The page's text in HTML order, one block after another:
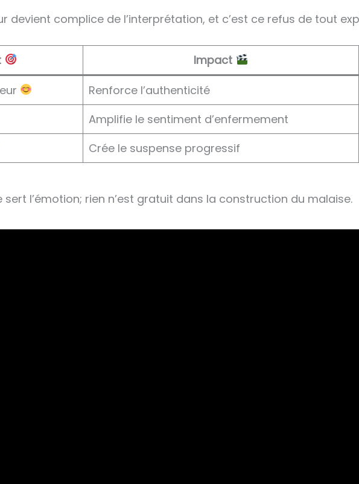
devient complice de l’interprétation, et c’est ce refus de tout
Impact
Renforce l’authenticité
Amplifie le sentiment d’enfermement
Crée le suspense progressif
sert l’émotion; rien n’est gratuit dans la construction du malaise.